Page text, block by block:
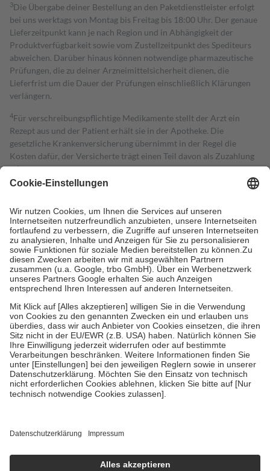
3Die Übergabe deiner Bestellung an den Paketdienstleister erfolgt
bei uns werktags von Montag bis Freitag bis 18:00 Uhr. Der genaue
Lieferzeitpunkt kann je nach Region und in Abhängigkeit der
Produktverfügbarkeit sowie vom Zustellzeitpunkt des Spediteurs
abweichen. Darüber hinaus können notwendige pharmazeutische
Prüfungen, die zu deiner Arzneimittelsicherheit dienen, die
Lieferfrist um die Dauer der Prüfungen einschließlich Klärungen
verlängern.
4Für verschreibungspflichtige Medikamente stellt der Arzt ein
Rezept aus und der Patient erhält sie in der Apotheke. Die
gesetzliche Krankenversicherung übernimmt in der Regel die
Kosten dafür, der Versicherte trägt einen Teil davon als Zuzahlung
mit.
Grundsätzlich leisten Mitglieder Zuzahlungen in Höhe von zehn
höchstens zehn Euro.
Es sind jedoch nie mehr als die tatsächlichen
Kosten der Leistung zu entrichten.
Diese Regeln gelten grundsätzlich auch für Online-Apotheken.
Bei Heilmitteln und häuslicher Krankenpflege beträgt die
Zuzahlung zehn Prozent der Kosten sowie zehn Euro je
Verordnung.
Um das Engagement der Versicherten für ihre eigene Gesundheit zu
stärken und die besondere Stellung der Familie zu unterstützen,
fallenkeine Zuzahlungenan bei:
• Kindern und Jugendlichen bis zum vollendeten 18. Lebensjahr
mit Ausnahme der Fahrkosten
• Untersuchungen zur Vorsorge und Früherkennung, die von der
GKV getragen werden
• empfohlenen Schutzimpfungen
• Harn- und Blutteststreifen
getroffen, um sicherzustellen, dass es sich um echte Bewertungen
https://help.etrusted.com/hc/de/articles/4419944605341